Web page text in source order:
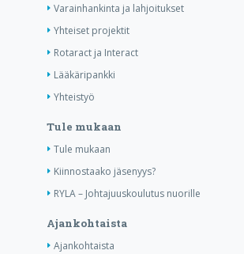
Varainhankinta ja lahjoitukset
Yhteiset projektit
Rotaract ja Interact
Lääkäripankki
Yhteistyö
Tule mukaan
Tule mukaan
Kiinnostaako jäsenyys?
RYLA – Johtajuuskoulutus nuorille
Ajankohtaista
Ajankohtaista